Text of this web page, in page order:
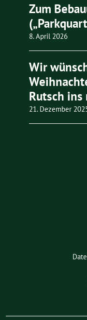
Zum
8. April 2026
Wir
Rutsch ins
21. Dezember